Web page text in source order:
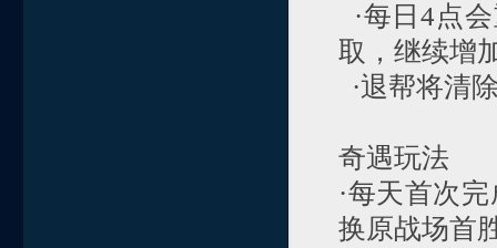
·每日4点
取，继续增
·退帮将清
奇遇玩法
·每天首次
换原战场首